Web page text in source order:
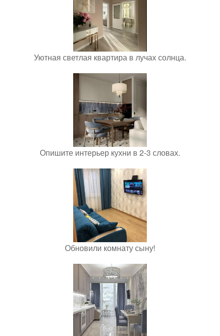
Уютная светлая квартира в лучах солнца.
Опишите интерьер кухни в 2-3 словах.
Обновили комнату сыну!